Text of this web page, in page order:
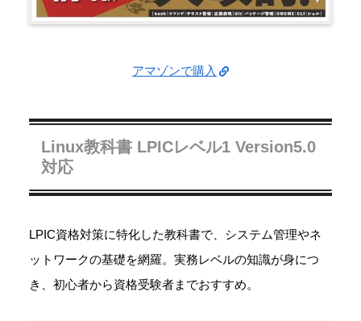
アマゾンで購入
Linux教科書 LPICレベル1 Version5.0
対応
LPIC資格対策に特化した教科書で、システム管理やネ
ットワークの基礎を網羅。実務レベルの知識が身につ
き、初心者から資格受験者までおすすめ。